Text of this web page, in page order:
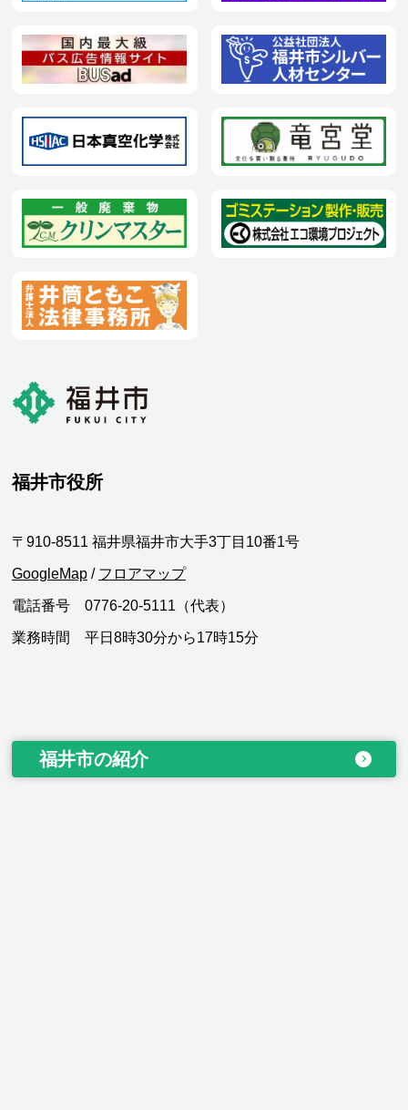
福井市役所
〒910-8511 福井県福井市大手3丁目10番1号
GoogleMap / フロアマップ
電話番号 0776-20-5111（代表）
業務時間 平日8時30分から17時15分
福井市の紹介